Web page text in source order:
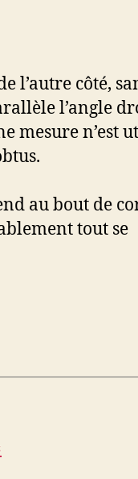
l’autre côté,
l’angle
mesure n’est
au bout de
tout se